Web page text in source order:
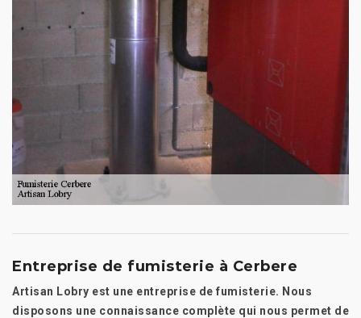
Entreprise de fumisterie à Cerbere
Artisan Lobry est une entreprise de fumisterie. Nous
disposons une connaissance complète qui nous permet de